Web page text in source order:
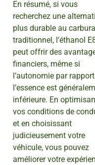
En résumé, si vous
recherchez une
plus durable au
traditionnel, l’éthanol
peut offrir des
financiers, même si
l’autonomie par
l’essence est
inférieure. En
vos conditions de
et en choisissant
judicieusement votre
véhicule, vous pouvez
améliorer votre